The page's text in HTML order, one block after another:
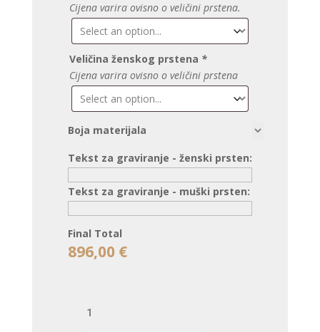
Cijena varira ovisno o veličini prstena.
Veličina ženskog prstena *
Cijena varira ovisno o veličini prstena
Boja materijala
Tekst za graviranje - ženski prsten:
Tekst za graviranje - muški prsten:
Final Total
896,00 €
PRSTENJE